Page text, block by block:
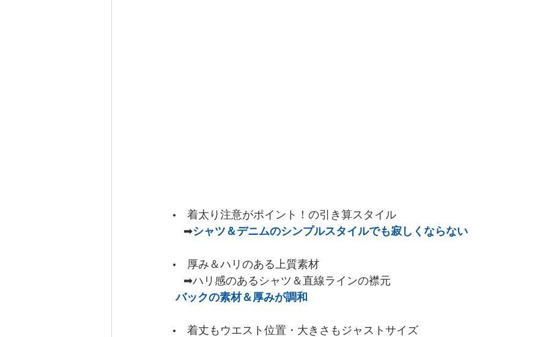
•　着太り注意がポイント！の引き算スタイル
➡シャツ＆デニムのシンプルスタイルでも寂しくならない
•　厚み＆ハリのある上質素材
➡ハリ感のあるシャツ＆直線ラインの襟元
バックの素材＆厚みが調和
•　着丈もウエスト位置・大きさもジャストサイズ